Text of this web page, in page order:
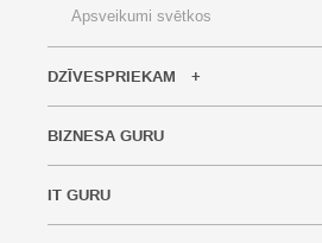
Apsveikumi svētkos
DZĪVESPRIEKAM
BIZNESA GURU
IT GURU